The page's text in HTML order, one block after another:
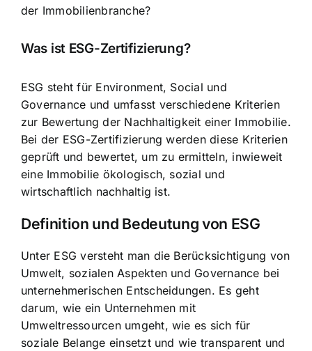
der Immobilienbranche?
Was ist ESG-Zertifizierung?
ESG steht für Environment, Social und
Governance und umfasst verschiedene Kriterien
zur Bewertung der Nachhaltigkeit einer Immobilie.
Bei der ESG-Zertifizierung werden diese Kriterien
geprüft und bewertet, um zu ermitteln, inwieweit
eine Immobilie ökologisch, sozial und
wirtschaftlich nachhaltig ist.
Definition und Bedeutung von ESG
Unter ESG versteht man die Berücksichtigung von
Umwelt, sozialen Aspekten und Governance bei
unternehmerischen Entscheidungen. Es geht
darum, wie ein Unternehmen mit
Umweltressourcen umgeht, wie es sich für
soziale Belange einsetzt und wie transparent und